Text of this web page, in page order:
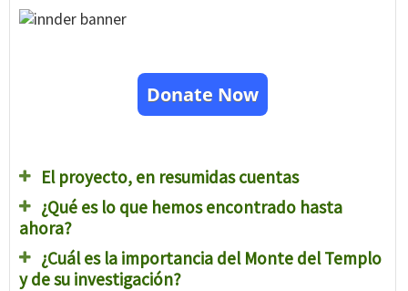
Donate Now
El proyecto, en resumidas cuentas
¿Qué es lo que hemos encontrado hasta
ahora?
¿Cuál es la importancia del Monte del Templo
y de su investigación?